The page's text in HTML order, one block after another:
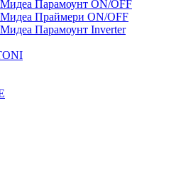
Парамоунт ON/OFF
Праймери ON/OFF
Парамоунт Inverter